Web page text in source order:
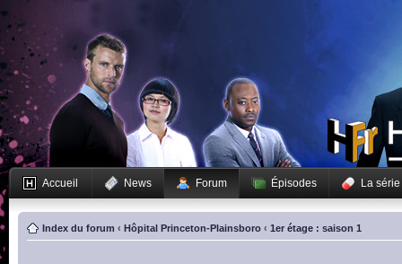
Accueil News Forum Épisodes La série
Index du forum ‹ Hôpital Princeton-Plainsboro ‹ 1er étage : saison 1